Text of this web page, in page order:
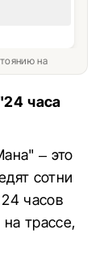
на
часа
– это
сотни
часов
трассе,